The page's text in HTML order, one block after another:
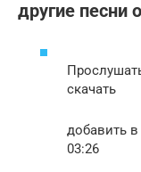
другие песни
скачать
добавить
03:26